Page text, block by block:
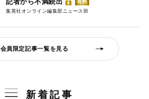
有料
集英社オンライン編集部ニュース班
会員限定記事一覧を見る
新着記事